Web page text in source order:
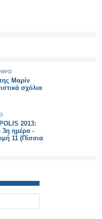
Μαρίν
σχόλια
2013:
3η ημέρα -
11 (Πίσσια